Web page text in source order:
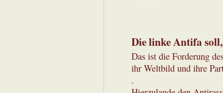
Die linke Antifa
Das ist die Forderung
ihr Weltbild und ihre
.